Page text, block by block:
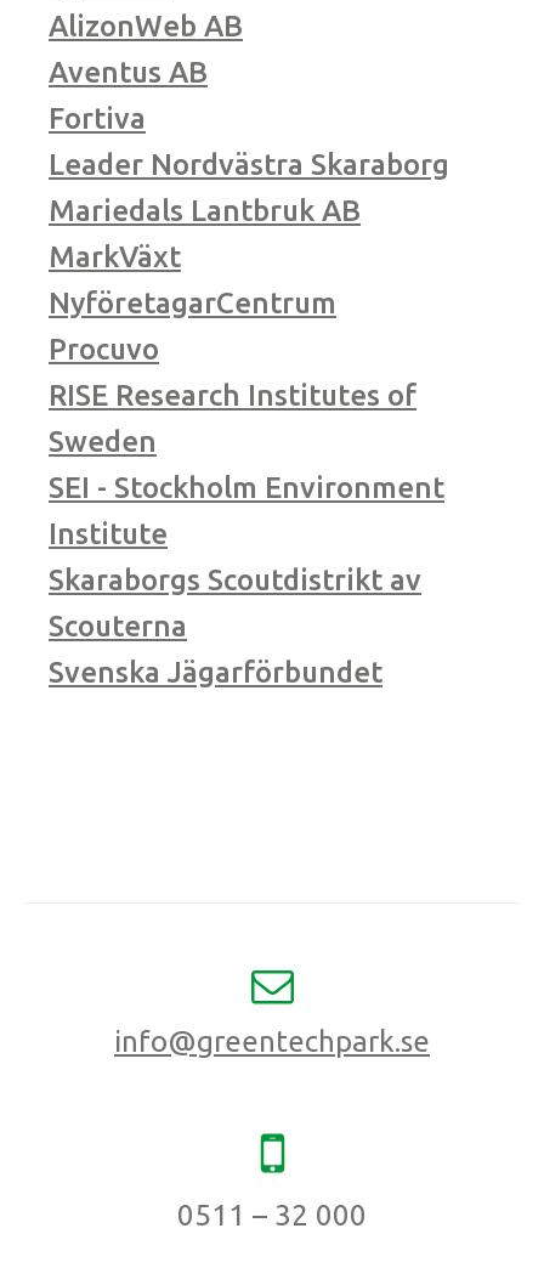
AlizonWeb AB
Aventus AB
Fortiva
Leader Nordvästra Skaraborg
Mariedals Lantbruk AB
MarkVäxt
NyföretagarCentrum
Procuvo
RISE Research Institutes of
Sweden
SEI - Stockholm Environment
Institute
Skaraborgs Scoutdistrikt av
Scouterna
Svenska Jägarförbundet
info@greentechpark.se
0511 – 32 000